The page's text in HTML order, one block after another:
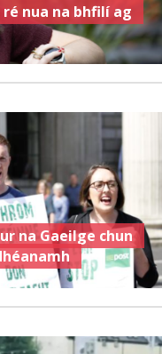
nua na bhfilí ag
na Gaeilge chun